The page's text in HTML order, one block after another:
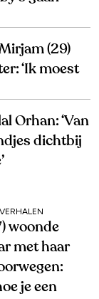
(29)
‘Ik moest
Orhan: ‘Van
dichtbij
woonde
met haar
je een